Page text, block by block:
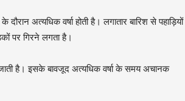
अत्यधिक वर्षा होती है। लगातार बारिश से पहाड़ियों
पर गिरने लगता है।
है। इसके बावजूद अत्यधिक वर्षा के समय अचानक